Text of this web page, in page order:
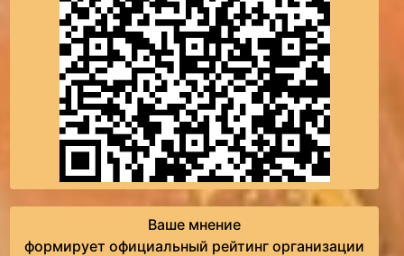
Ваше мнение
формирует официальный рейтинг организации